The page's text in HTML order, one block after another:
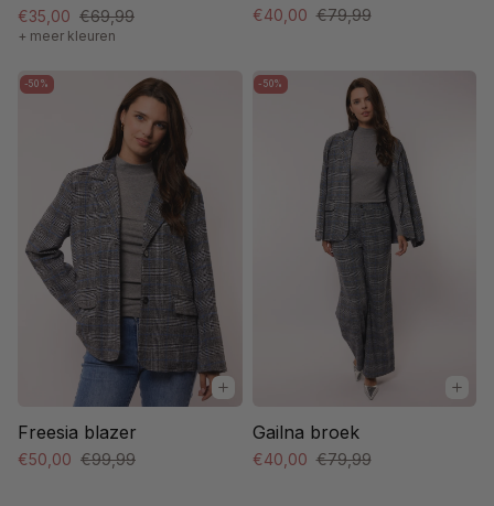
€35,00 €69,99
+ meer kleuren
€40,00 €79,99
-50%
Freesia blazer
€50,00 €99,99
-50%
Gailna broek
€40,00 €79,99